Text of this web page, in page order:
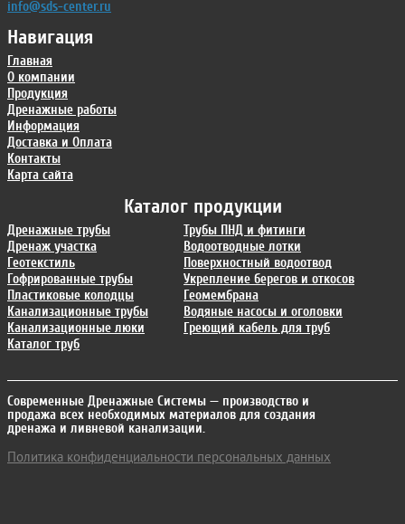
Каталог продукции
Дренажные трубы
Дренаж участка
Геотекстиль
Гофрированные трубы
Пластиковые колодцы
Канализационные трубы
Канализационные люки
Каталог труб
Трубы ПНД и фитинги
Водоотводные лотки
Поверхностный водоотвод
Укрепление берегов и откосов
Геомембрана
Водяные насосы и оголовки
Греющий кабель для труб
Навигация
Главная
О компании
Продукция
Дренажные работы
Информация
Доставка и Оплата
Контакты
Карта сайта
info@sds-center.ru
Современные Дренажные Системы — производство и
продажа всех необходимых материалов для создания
дренажа и ливневой канализации.
Политика конфиденциальности персональных данных